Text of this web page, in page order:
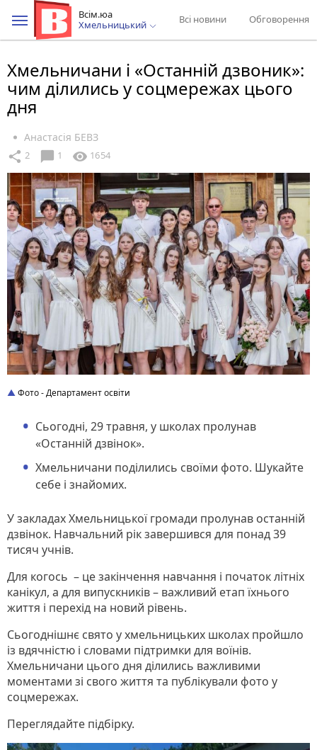
Всім.юа
Хмельницький
Всі новини Обговорення
Хмельничани і «Останній дзвоник»:
чим ділились у соцмережах цього
дня
Анастасія БЕВЗ
share 2 chat_bubble 1 visibility 1654
Фото - Департамент освіти
Сьогодні, 29 травня, у школах пролунав
«Останній дзвінок».
Хмельничани поділились своїми фото. Шукайте
себе і знайомих.
У закладах Хмельницької громади пролунав останній
дзвінок. Навчальний рік завершився для понад 39
тисяч учнів.
Для когось – це закінчення навчання і початок літніх
канікул, а для випускників – важливий етап їхнього
життя і перехід на новий рівень.
Сьогоднішнє свято у хмельницьких школах пройшло
із вдячністю і словами підтримки для воїнів.
Хмельничани цього дня ділились важливими
моментами зі свого життя та публікували фото у
соцмережах.
Переглядайте підбірку.